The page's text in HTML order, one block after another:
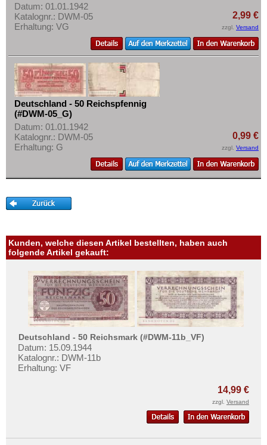
Datum: 01.01.1942
Katalognr.: DWM-05
Erhaltung: VG
2,99 €
zzgl. Versand
Deutschland - 50 Reichspfennig
(#DWM-05_G)
Datum: 01.01.1942
Katalognr.: DWM-05
Erhaltung: G
0,99 €
zzgl. Versand
Kunden, welche diesen Artikel bestellten, haben auch
folgende Artikel gekauft:
Deutschland - 50 Reichsmark (#DWM-11b_VF)
Datum: 15.09.1944
Katalognr.: DWM-11b
Erhaltung: VF
14,99 €
zzgl. Versand